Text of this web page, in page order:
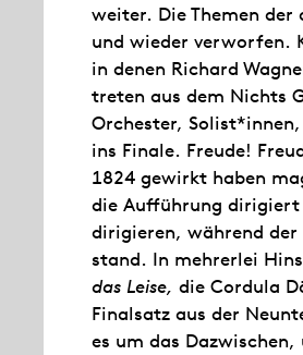
weiter. Die Themen
und wieder verworfen.
in denen Richard
treten aus dem Nichts
Orchester,
ins Finale. Freude!
1824 gewirkt haben
die Aufführung dirigiert
dirigieren, während
stand. In mehrerlei
das Leise, die Cordula
Finalsatz aus der
es um das